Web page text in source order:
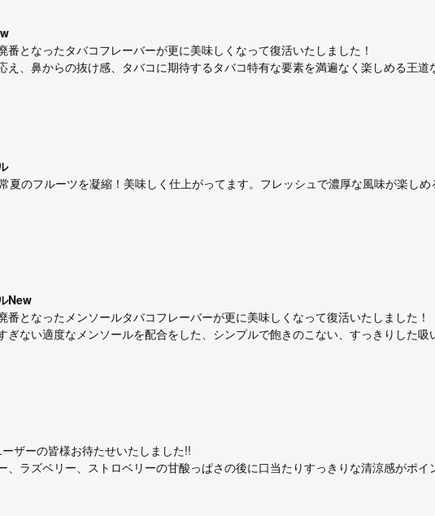
番となったタバコフレーバーが更に美味しくなって復活いたしました！
え、鼻からの抜け感、タバコに期待するタバコ特有な要素を満遍なく楽しめる王道
夏のフルーツを凝縮！美味しく仕上がってます。フレッシュで濃厚な風味が楽しめ
New
番となったメンソールタバコフレーバーが更に美味しくなって復活いたしました！
ぎない適度なメンソールを配合をした、シンプルで飽きのこない、すっきりした
ザーの皆様お待たせいたしました!!
、ラズベリー、ストロベリーの甘酸っぱさの後に口当たりすっきりな清涼感がポイ